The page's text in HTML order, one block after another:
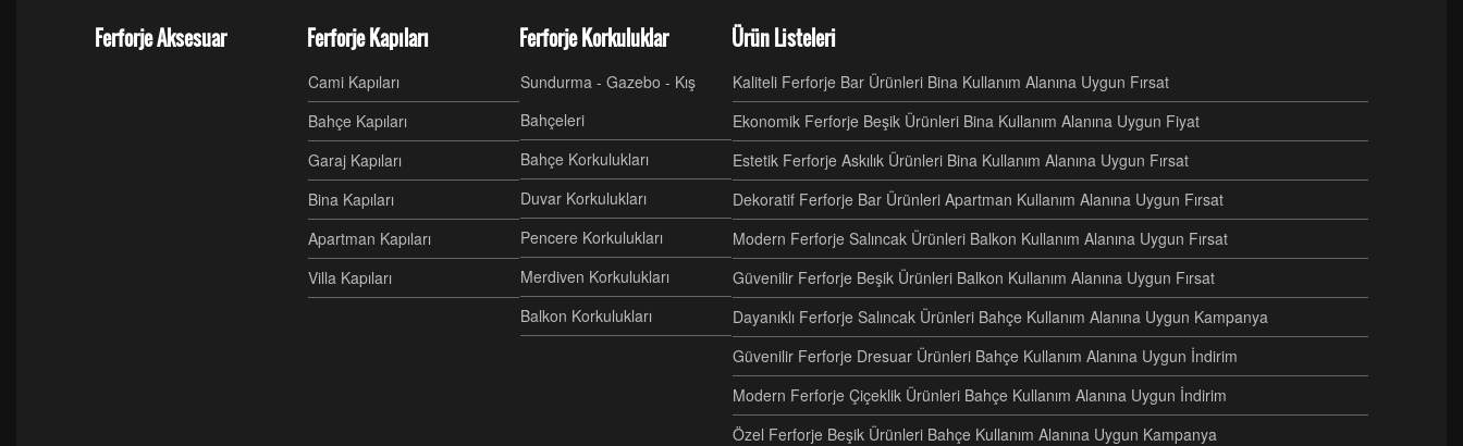
Ferforje Aksesuar Ferforje Kapıları
Cami Kapıları
Bahçe Kapıları
Garaj Kapıları
Bina Kapıları
Apartman Kapıları
Villa Kapıları
Ferforje Korkuluklar
Sundurma - Gazebo - Kış
Bahçeleri
Bahçe Korkulukları
Duvar Korkulukları
Pencere Korkulukları
Merdiven Korkulukları
Balkon Korkulukları
Ürün Listeleri
Kaliteli Ferforje Bar Ürünleri Bina Kullanım Alanına Uygun Fırsat
Ekonomik Ferforje Beşik Ürünleri Bina Kullanım Alanına Uygun Fiyat
Estetik Ferforje Askılık Ürünleri Bina Kullanım Alanına Uygun Fırsat
Dekoratif Ferforje Bar Ürünleri Apartman Kullanım Alanına Uygun Fırsat
Modern Ferforje Salıncak Ürünleri Balkon Kullanım Alanına Uygun Fırsat
Güvenilir Ferforje Beşik Ürünleri Balkon Kullanım Alanına Uygun Fırsat
Dayanıklı Ferforje Salıncak Ürünleri Bahçe Kullanım Alanına Uygun Kampanya
Güvenilir Ferforje Dresuar Ürünleri Bahçe Kullanım Alanına Uygun İndirim
Modern Ferforje Çiçeklik Ürünleri Bahçe Kullanım Alanına Uygun İndirim
Özel Ferforje Beşik Ürünleri Bahçe Kullanım Alanına Uygun Kampanya